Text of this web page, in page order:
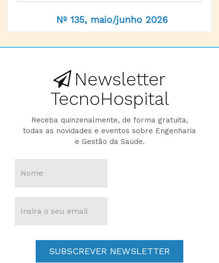
Nº 135, maio/junho 2026
Newsletter
TecnoHospital
Receba quinzenalmente, de forma gratuita,
todas as novidades e eventos sobre Engenharia
e Gestão da Saúde.
SUBSCREVER NEWSLETTER